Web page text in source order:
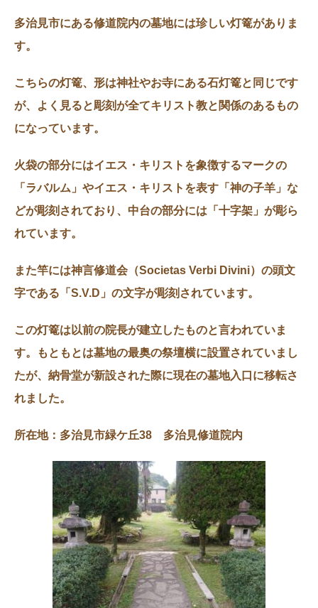
多治見市にある修道院内の墓地には珍しい灯篭がありま
す。
こちらの灯篭、形は神社やお寺にある石灯篭と同じです
が、よく見ると彫刻が全てキリスト教と関係のあるもの
になっています。
火袋の部分にはイエス・キリストを象徴するマークの
「ラバルム」やイエス・キリストを表す「神の子羊」な
どが彫刻されており、中台の部分には「十字架」が彫ら
れています。
また竿には神言修道会（Societas Verbi Divini）の頭文
字である「S.V.D」の文字が彫刻されています。
この灯篭は以前の院長が建立したものと言われていま
す。もともとは墓地の最奥の祭壇横に設置されていまし
たが、納骨堂が新設された際に現在の墓地入口に移転さ
れました。
所在地：多治見市緑ケ丘38 多治見修道院内